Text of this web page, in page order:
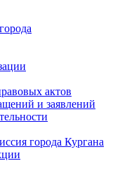
актов
и заявлений
города Кургана